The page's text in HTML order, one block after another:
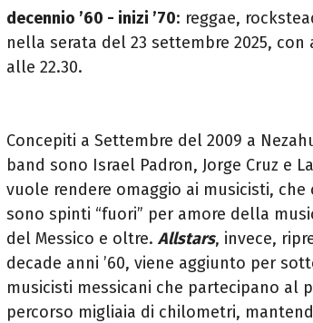
decennio ’60 - inizi ’70: reggae,
nella serata del 23 settembre 2025, con
alle 22.30.
Concepiti a Settembre del 2009 a
band sono Israel Padron, Jorge Cruz e
vuole rendere omaggio ai musicisti,
sono spinti “fuori” per amore della
del Messico e oltre. Allstars, invece,
decade anni ’60, viene aggiunto per
musicisti messicani che partecipano al
percorso migliaia di chilometri,